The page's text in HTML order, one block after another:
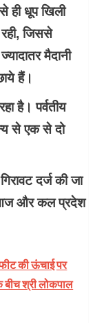
ही धूप खिली
जिससे
मैदानी
हैं।
है। पर्वतीय
से एक से दो
दर्ज की जा
आज और कल प्रदेश
की ऊंचाई पर
श्री लोकपाल